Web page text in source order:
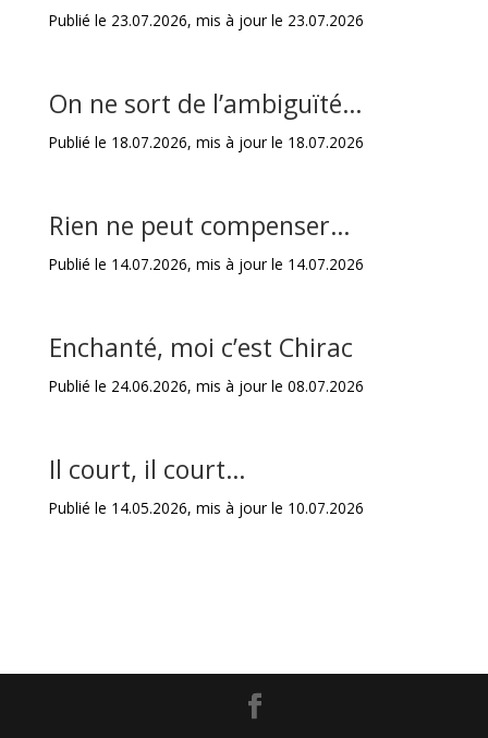
Publié le 23.07.2026, mis à jour le 23.07.2026
On ne sort de l’ambiguïté…
Publié le 18.07.2026, mis à jour le 18.07.2026
Rien ne peut compenser…
Publié le 14.07.2026, mis à jour le 14.07.2026
Enchanté, moi c’est Chirac
Publié le 24.06.2026, mis à jour le 08.07.2026
Il court, il court…
Publié le 14.05.2026, mis à jour le 10.07.2026